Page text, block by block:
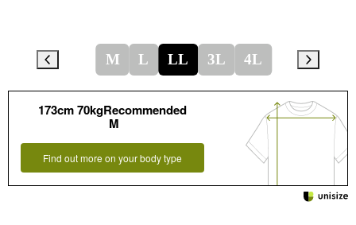
M L LL 3L 4L
173cm 70kgRecommended
M
Find out more on your body type